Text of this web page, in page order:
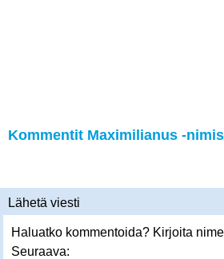
Kommentit Maximilianus -
Lähetä viesti
Haluatko kommentoida? Kirjoita
Seuraava: